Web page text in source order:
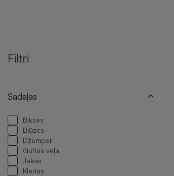
Filtri
Sadaļas
Bikses
Blūzes
Džemperi
Gultas veļa
Jakas
Kleitas